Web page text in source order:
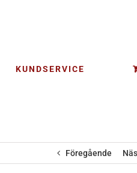
KUNDSERVICE
Föregående